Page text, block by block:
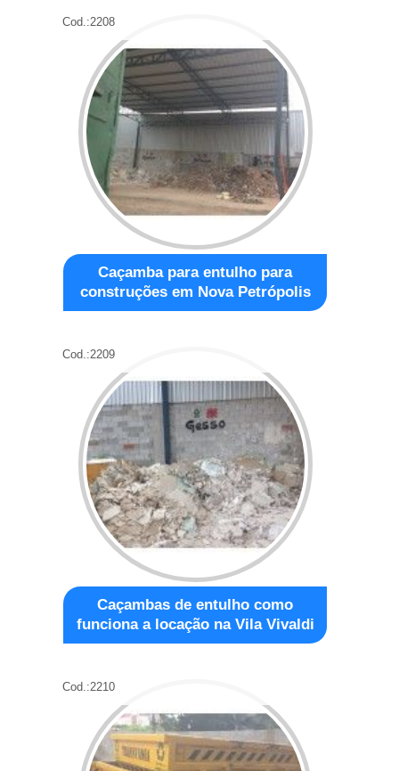
Cod.:2208
Caçamba para entulho para
construções em Nova Petrópolis
Cod.:2209
Caçambas de entulho como
funciona a locação na Vila Vivaldi
Cod.:2210